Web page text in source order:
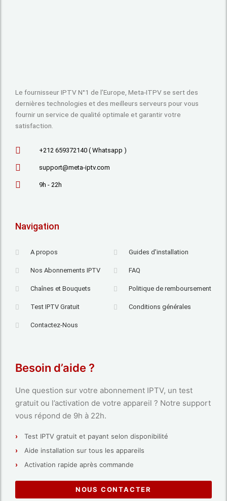
Le fournisseur IPTV N°1 de l’Europe, Meta-ITPV se sert des
dernières technologies et des meilleurs serveurs pour vous
fournir un service de qualité optimale et garantir votre
satisfaction.
+212 659372140 ( Whatsapp )
support@meta-iptv.com
9h - 22h
Navigation
A propos
Nos Abonnements IPTV
Chaînes et Bouquets
Test IPTV Gratuit
Contactez-Nous
Guides d'installation
FAQ
Politique de remboursement
Conditions générales
Besoin d’aide ?
Une question sur votre abonnement IPTV, un test
gratuit ou l’activation de votre appareil ? Notre support
vous répond de 9h à 22h.
Test IPTV gratuit et payant selon disponibilité
Aide installation sur tous les appareils
Activation rapide après commande
NOUS CONTACTER